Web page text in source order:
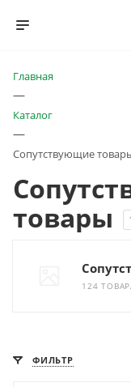
Главная
—
Каталог
—
Сопутствующие
товары
124
ФИЛЬТР